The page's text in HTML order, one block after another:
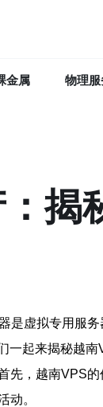
金属 物理
揭
是虚拟专用服
起来揭秘越南
，越南VPS
动。